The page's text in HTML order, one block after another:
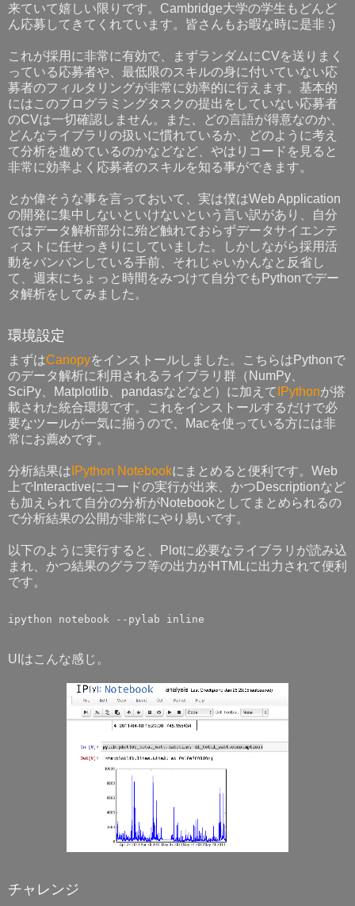
来ていて嬉しい限りです。Cambridge大学の学生もどんど
ん応募してきてくれています。皆さんもお暇な時に是非 :)
これが採用に非常に有効で、まずランダムにCVを送りまく
っている応募者や、最低限のスキルの身に付いていない応
募者のフィルタリングが非常に効率的に行えます。基本的
にはこのプログラミングタスクの提出をしていない応募者
のCVは一切確認しません。また、どの言語が得意なのか、
どんなライブラリの扱いに慣れているか、どのように考え
て分析を進めているのかなどなど、やはりコードを見ると
非常に効率よく応募者のスキルを知る事ができます。
とか偉そうな事を言っておいて、実は僕はWeb Application
の開発に集中しないといけないという言い訳があり、自分
ではデータ解析部分に殆ど触れておらずデータサイエンテ
ィストに任せっきりにしていました。しかしながら採用活
動をバンバンしている手前、それじゃいかんなと反省し
て、週末にちょっと時間をみつけて自分でもPythonでデー
タ解析をしてみました。
環境設定
まずはCanopyをインストールしました。こちらはPythonで
のデータ解析に利用されるライブラリ群（NumPy、
SciPy、Matplotlib、pandasなどなど）に加えて IPythonが搭
載された統合環境です。これをインストールするだけで必
要なツールが一気に揃うので、Macを使っている方には非
常にお薦めです。
分析結果は IPython Notebookにまとめると便利です。Web
上でInteractiveにコードの実行が出来、かつDescriptionなど
も加えられて自分の分析がNotebookとしてまとめられるの
で分析結果の公開が非常にやり易いです。
以下のように実行すると、Plotに必要なライブラリが読み込
まれ、かつ結果のグラフ等の出力がHTMLに出力されて便利
です。
UIはこんな感じ。
チャレンジ